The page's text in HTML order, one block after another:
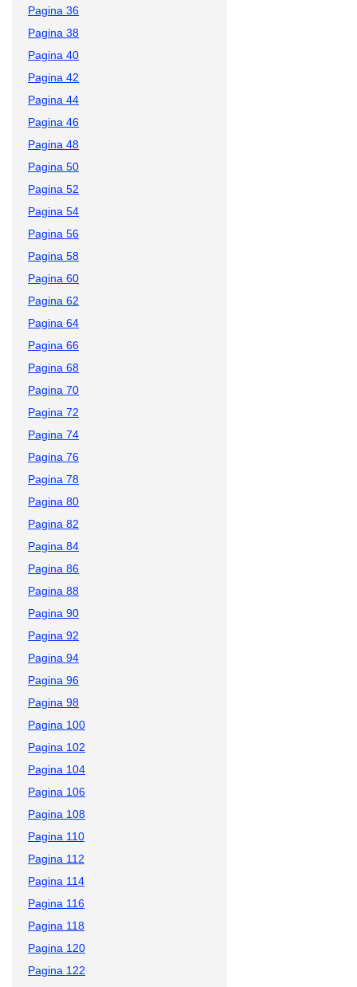
Pagina 36
Pagina 38
Pagina 40
Pagina 42
Pagina 44
Pagina 46
Pagina 48
Pagina 50
Pagina 52
Pagina 54
Pagina 56
Pagina 58
Pagina 60
Pagina 62
Pagina 64
Pagina 66
Pagina 68
Pagina 70
Pagina 72
Pagina 74
Pagina 76
Pagina 78
Pagina 80
Pagina 82
Pagina 84
Pagina 86
Pagina 88
Pagina 90
Pagina 92
Pagina 94
Pagina 96
Pagina 98
Pagina 100
Pagina 102
Pagina 104
Pagina 106
Pagina 108
Pagina 110
Pagina 112
Pagina 114
Pagina 116
Pagina 118
Pagina 120
Pagina 122